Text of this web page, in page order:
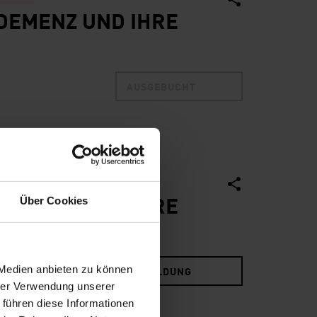
Über Cookies
anbieten zu können
Verwendung unserer
diese Informationen
UND IHRE
UND IHRE
ANMELDUNG